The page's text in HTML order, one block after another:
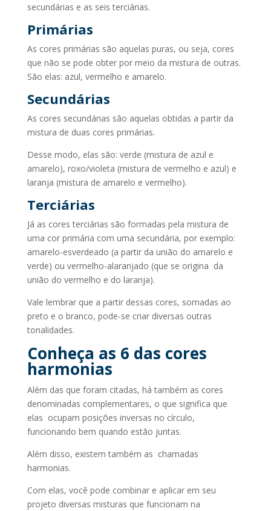
secundárias e as seis terciárias.
Primárias
As cores primárias são aquelas puras, ou seja, cores
que não se pode obter por meio da mistura de outras.
São elas: azul, vermelho e amarelo.
Secundárias
As cores secundárias são aquelas obtidas a partir da
mistura de duas cores primárias.
Desse modo, elas são: verde (mistura de azul e
amarelo), roxo/violeta (mistura de vermelho e azul) e
laranja (mistura de amarelo e vermelho).
Terciárias
Já as cores terciárias são formadas pela mistura de
uma cor primária com uma secundária, por exemplo:
amarelo-esverdeado (a partir da união do amarelo e
verde) ou vermelho-alaranjado (que se origina da
união do vermelho e do laranja).
Vale lembrar que a partir dessas cores, somadas ao
preto e o branco, pode-se criar diversas outras
tonalidades.
Conheça as 6 das cores
harmonias
Além das que foram citadas, há também as cores
denominadas complementares, o que significa que
elas ocupam posições inversas no círculo,
funcionando bem quando estão juntas.
Além disso, existem também as chamadas
harmonias.
Com elas, você pode combinar e aplicar em seu
projeto diversas misturas que funcionam na